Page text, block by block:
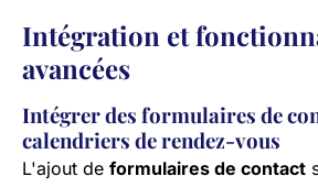
Intégration et
avancées
Intégrer des formulaires de
calendriers de rendez-vous
L'ajout de formulaires de contact